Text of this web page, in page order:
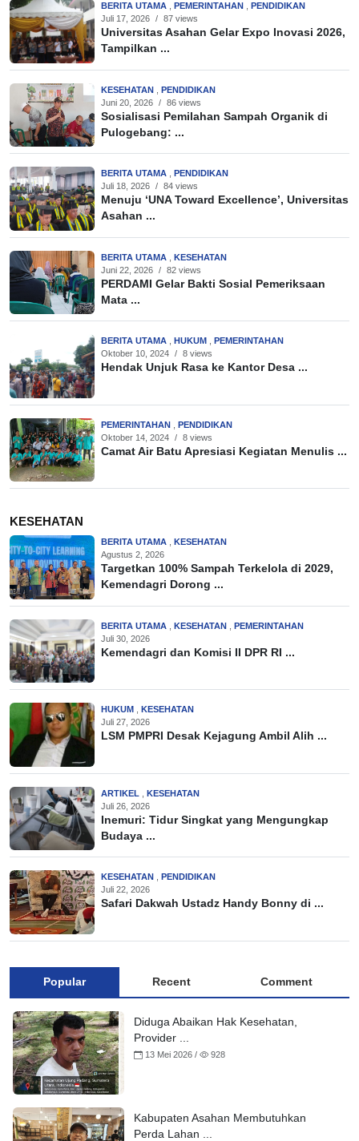
BERITA UTAMA PEMERINTAHAN
PENDIDIKAN
Juli 17, 2026 / 87 views
Universitas Asahan Gelar Expo Inovasi 2026,
Tampilkan ...
KESEHATAN
PENDIDIKAN
Juni 20, 2026 / 86 views
Sosialisasi Pemilahan Sampah Organik di
Pulogebang: ...
BERITA UTAMA
PENDIDIKAN
Juli 18, 2026 / 84 views
Menuju ‘UNA Toward Excellence’, Universitas
Asahan ...
BERITA UTAMA
KESEHATAN
Juni 22, 2026 / 82 views
PERDAMI Gelar Bakti Sosial Pemeriksaan
Mata ...
BERITA UTAMA HUKUM
PEMERINTAHAN
Oktober 10, 2024 / 8 views
Hendak Unjuk Rasa ke Kantor Desa ...
PEMERINTAHAN
PENDIDIKAN
Oktober 14, 2024 / 8 views
Camat Air Batu Apresiasi Kegiatan Menulis ...
KESEHATAN
BERITA UTAMA
KESEHATAN
Agustus 2, 2026
Targetkan 100% Sampah Terkelola di 2029,
Kemendagri Dorong ...
BERITA UTAMA KESEHATAN
PEMERINTAHAN
Juli 30, 2026
Kemendagri dan Komisi II DPR RI ...
HUKUM
KESEHATAN
Juli 27, 2026
LSM PMPRI Desak Kejagung Ambil Alih ...
ARTIKEL
KESEHATAN
Juli 26, 2026
Inemuri: Tidur Singkat yang Mengungkap
Budaya ...
KESEHATAN
PENDIDIKAN
Juli 22, 2026
Safari Dakwah Ustadz Handy Bonny di ...
Popular Recent Comment
Diduga Abaikan Hak Kesehatan,
Provider ...
13 Mei 2026 / 928
Kabupaten Asahan Membutuhkan
Perda Lahan ...